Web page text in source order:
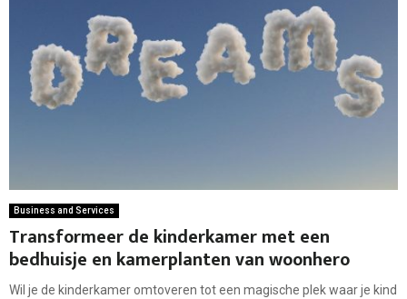
Business and Services
Transformeer de kinderkamer met een
bedhuisje en kamerplanten van woonhero
Wil je de kinderkamer omtoveren tot een magische plek waar je kind